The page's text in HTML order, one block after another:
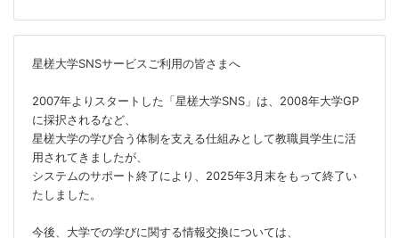
星槎大学SNSサービスご利用の皆さまへ
2007年よりスタートした「星槎大学SNS」は、2008年大学GP
に採択されるなど、
星槎大学の学び合う体制を支える仕組みとして教職員学生に活
用されてきましたが、
システムのサポート終了により、2025年3月末をもって終了い
たしました。
今後、大学での学びに関する情報交換については、